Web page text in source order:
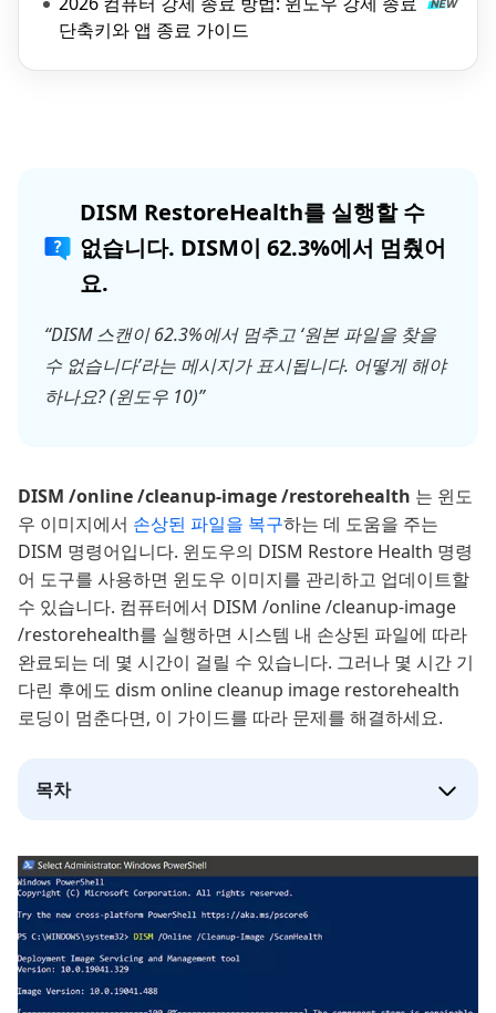
단축키와 앱 종료 가이드
DISM RestoreHealth를 실행할 수
없습니다. DISM이 62.3%에서 멈췄어
요.
“DISM 스캔이 62.3%에서 멈추고 ‘원본 파일을 찾을
수 없습니다’라는 메시지가 표시됩니다. 어떻게 해야
하나요? (윈도우 10)”
DISM /online /cleanup-image /restorehealth 는 윈도
우 이미지에서 손상된 파일을 복구하는 데 도움을 주는
DISM 명령어입니다. 윈도우의 DISM Restore Health 명령
어 도구를 사용하면 윈도우 이미지를 관리하고 업데이트할
수 있습니다. 컴퓨터에서 DISM /online /cleanup-image
/restorehealth를 실행하면 시스템 내 손상된 파일에 따라
완료되는 데 몇 시간이 걸릴 수 있습니다. 그러나 몇 시간 기
다린 후에도 dism online cleanup image restorehealth
로딩이 멈춘다면, 이 가이드를 따라 문제를 해결하세요.
목차